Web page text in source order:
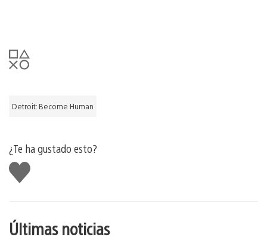
Detroit: Become Human
¿Te ha gustado esto?
Me
gusta
Últimas noticias